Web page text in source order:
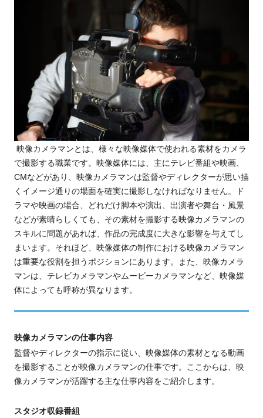
映像カメラマンとは、様々な映像媒体で使われる素材をカメラ
で撮影する職業です。映像媒体には、主にテレビ番組や映画、
CMなどがあり、映像カメラマンは監督やディレクターが思い描
くイメージ通りの場面を確実に撮影しなければなりません。
ド
ラマや映画の場合、
どれだけ脚本や演出、出演者や舞台・風景
などが素晴らしくても、その素材を撮影する映像カメラマンの
スキルに問題があれば、作品の完成度に大きな影響を与えてし
まいます。それほど、映像媒体の制作における映像カメラマン
は重要な役割を担うポジションにあります。
また、映像カメラ
マンは、 テレビカメラマンやムービーカメラマンなど、映像媒
体によっても呼称が異なります。
映像カメラマンの仕事内容
監督やディレクターの指示に従い、映像媒体の素材となる動画
を撮影することが映像カメラマンの仕事です。ここからは、映
像カメラマンが活躍する主な仕事内容をご紹介します。
スタジオ収録番組